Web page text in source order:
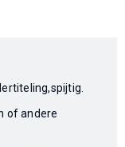
of andere